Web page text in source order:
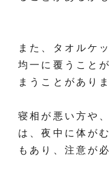
また、タオルケ
均一に覆うこと
まうことがありま
寝相が悪い方や
は、夜中に体が
もあり、注意が